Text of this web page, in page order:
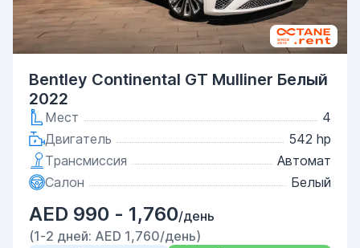
Bentley Continental GT Mulliner Белый
2022
Мест
4
Двигатель
542 hp
Трансмиссия
Автомат
Салон
Белый
AED 990 - 1,760/день
(1-2 дней: AED 1,760/день)